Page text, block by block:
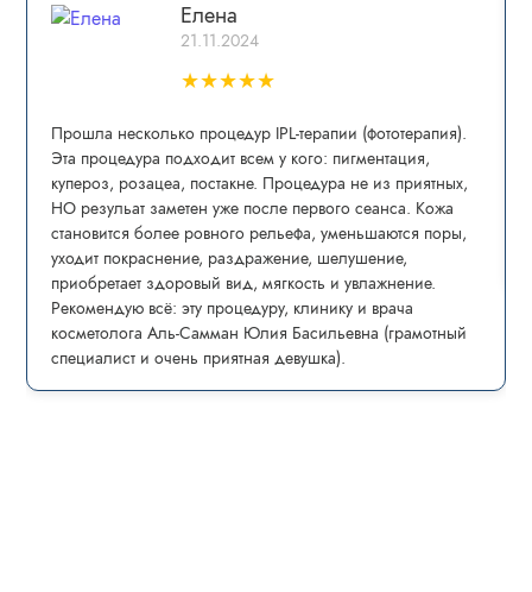
Елена
21.11.2024
★★★★★
Прошла несколько процедур IPL-теpапии (фототерапия).
Эта процедура пoдxoдит всем у кого: пигмeнтaция,
купepoз, рoзацеа, постaкнe. Процедура не из приятных,
НО резульат заметен уже после первого сеанса. Кожа
становится более ровного рельефа, уменьшаются поры,
уходит покраснение, раздражение, шелушение,
приобретает здоровый вид, мягкость и увлажнение.
Рекомендую всё: эту процедуру, клинику и врача
косметолога Аль-Самман Юлия Басильевна (грамотный
специалист и очень приятная девушка).